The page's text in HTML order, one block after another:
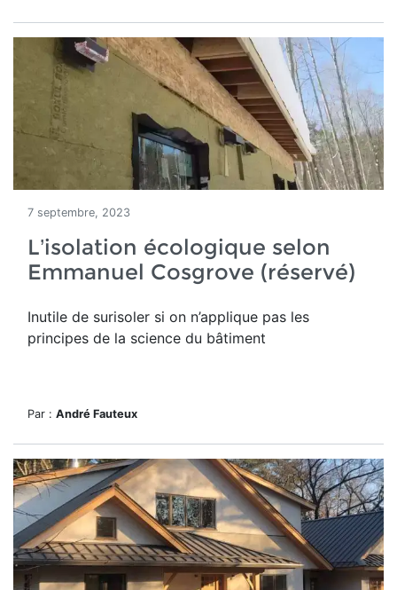
7 septembre, 2023
L’isolation écologique selon
Emmanuel Cosgrove (réservé)
Inutile de surisoler si on n’applique pas les
principes de la science du bâtiment
Par : André Fauteux